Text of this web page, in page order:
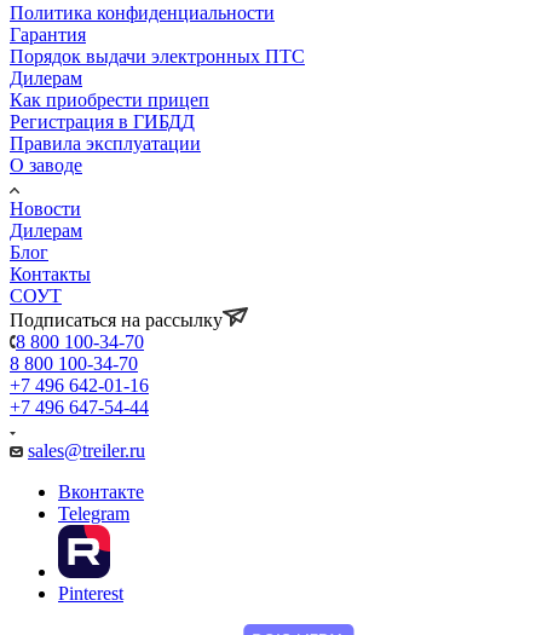
Политика конфиденциальности
Гарантия
Порядок выдачи электронных ПТС
Дилерам
Как приобрести прицеп
Регистрация в ГИБДД
Правила эксплуатации
О заводе
Новости
Дилерам
Блог
Контакты
СОУТ
Подписаться на рассылку
8 800 100-34-70
8 800 100-34-70
+7 496 642-01-16
+7 496 647-54-44
sales@treiler.ru
Вконтакте
Telegram
Pinterest